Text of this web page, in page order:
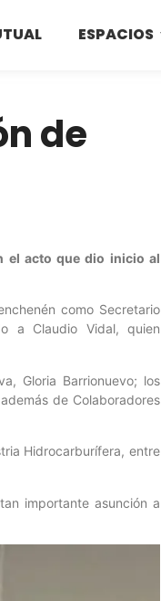
ESPACIOS
de
el acto que dio inicio al
como Secretario
a Claudio Vidal, quien
Gloria Barrionuevo; los
de Colaboradores
Hidrocarburífera, entre
importante asunción a